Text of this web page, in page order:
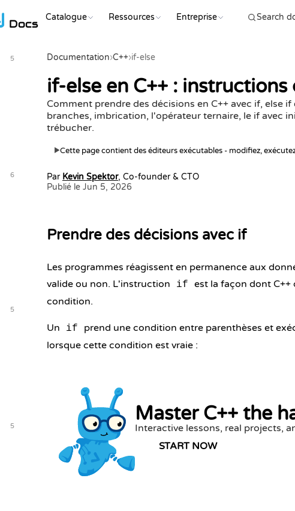
Docs Catalogue Ressources Entreprise
5
6
5
5
Documentation›C++›if-else
if-else en C++ :
Comment prendre des décisions en C++ avec if, else
branches, imbrication, l'opérateur ternaire, le if avec
trébucher.
▶Cette page contient des éditeurs exécutables - modifiez,
Par Kevin Spektor, Co-founder & CTO
Publié le Jun 5, 2026
Prendre des décisions avec if
Les programmes réagissent en permanence aux
valide ou non. L'instruction
if
est la façon dont
condition.
Un if
prend une condition entre parenthèses et
lorsque cette condition est vraie :
Master C++ the
Interactive lessons, real projects,
START NOW